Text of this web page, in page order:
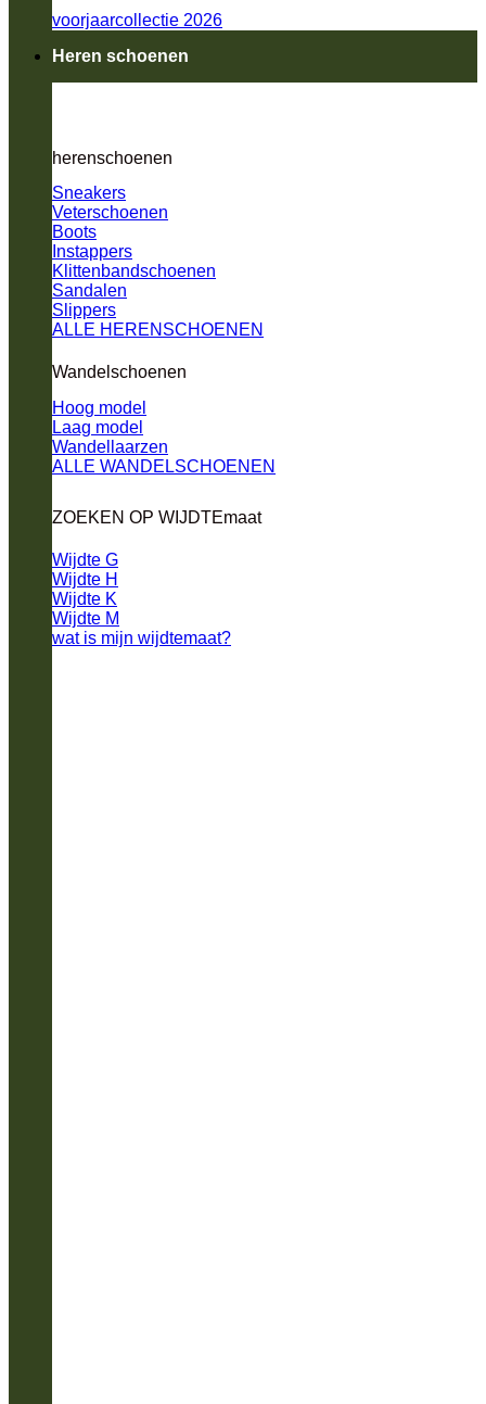
voorjaarcollectie 2026
Heren schoenen
herenschoenen
Sneakers
Veterschoenen
Boots
Instappers
Klittenbandschoenen
Sandalen
Slippers
ALLE HERENSCHOENEN
Wandelschoenen
Hoog model
Laag model
Wandellaarzen
ALLE WANDELSCHOENEN
ZOEKEN OP WIJDTEmaat
Wijdte G
Wijdte H
Wijdte K
Wijdte M
wat is mijn wijdtemaat?